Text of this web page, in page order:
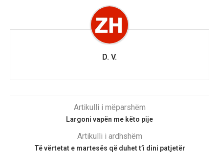
D. V.
Artikulli i mëparshëm
Largoni vapën me këto pije
Artikulli i ardhshëm
Të vërtetat e martesës që duhet t’i dini patjetër